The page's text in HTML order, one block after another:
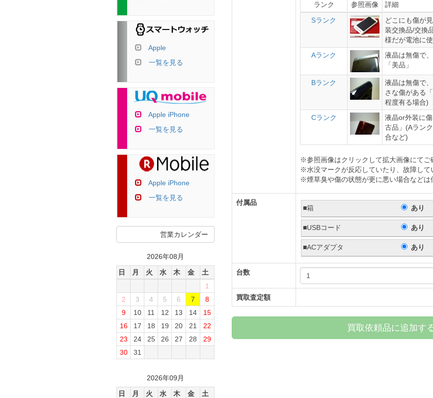
ランク 参照画像
詳細
Sランク
どこにも傷が
装交換品/交換
様だが電池に
Aランク
液晶は無傷で
「美品」
Bランク
液晶は無傷で
さな傷がある
程度有る場合)
Cランク
液晶or外装に
古品」(Aラン
合など)
※参照画像はクリックして拡大画像にてご
※水没マークが反応していたり、故障して
※煙草臭や傷の状態が更に悪い場合などは
付属品
■箱 あり
■USBコード あり
■ACアダプタ あり
台数
買取査定額
買取依頼品に追加す
Apple
一覧を見る
Apple iPhone
一覧を見る
Apple iPhone
一覧を見る
営業カレンダー
2026年08月
日
月 火 水 木 金
土
1
2
3 4 5 6 7
8
9
10 11 12 13 14
15
16
17 18 19 20 21
22
23
24 25 26 27 28
29
30
31
2026年09月
日
月 火 水 木 金 土